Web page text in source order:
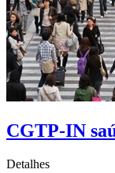
CGTP-IN
Detalhes